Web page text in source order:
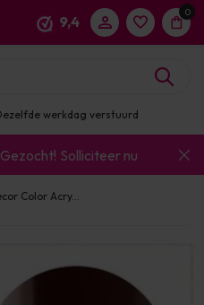
9,4
0
werkdag verstuurd
Solliciteer nu
Color Acry...